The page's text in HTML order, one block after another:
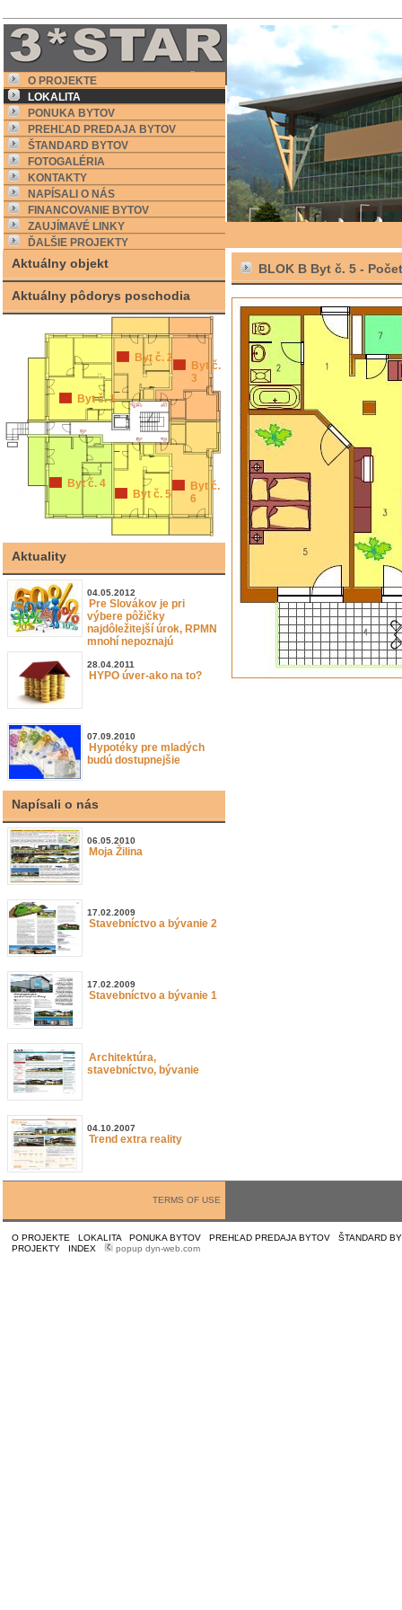
O PROJEKTE
LOKALITA
PONUKA BYTOV
PREHĽAD PREDAJA BYTOV
ŠTANDARD BYTOV
FOTOGALÉRIA
KONTAKTY
NAPÍSALI O NÁS
FINANCOVANIE BYTOV
ZAUJÍMAVÉ LINKY
ĎALŠIE PROJEKTY
Aktuálny objekt
Aktuálny pôdorys poschodia
Byt č. 1
Byt č. 2
Byt č.
3
Byt č. 4
Byt č. 5
Byt č.
6
Aktuality
04.05.2012
Pre Slovákov je pri
výbere pôžičky
najdôležitejší úrok, RPMN
mnohí nepoznajú
28.04.2011
HYPO úver-ako na to?
07.09.2010
Hypotéky pre mladých
budú dostupnejšie
Napísali o nás
06.05.2010
Moja Žilina
17.02.2009
Stavebníctvo a bývanie 2
17.02.2009
Stavebníctvo a bývanie 1
Architektúra,
stavebníctvo, bývanie
04.10.2007
Trend extra reality
BLOK B Byt č. 5 -
TERMS OF USE
O PROJEKTE LOKALITA PONUKA BYTOV PREHĽAD PREDAJA BYTOV
ŠTANDARD
PROJEKTY
INDEX popup dyn-web.com